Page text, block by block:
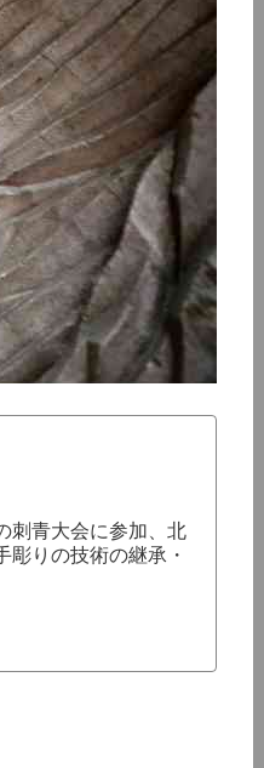
刺青大会に参加、北
りの技術の継承・